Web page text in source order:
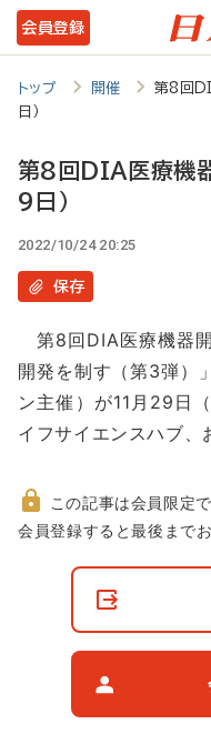
メ
イ
ン
テ
ツ
に
動
会員登録
トップ 開催
第8回
日）
第8回DIA医療機
9日）
2022/10/24 20:25
保存
第8回DIA医療機器
開発を制す（第3弾）
ン主催）が11月29日
イフサイエンスハブ
非
この記事は会員限定で
会員登録すると最後まで